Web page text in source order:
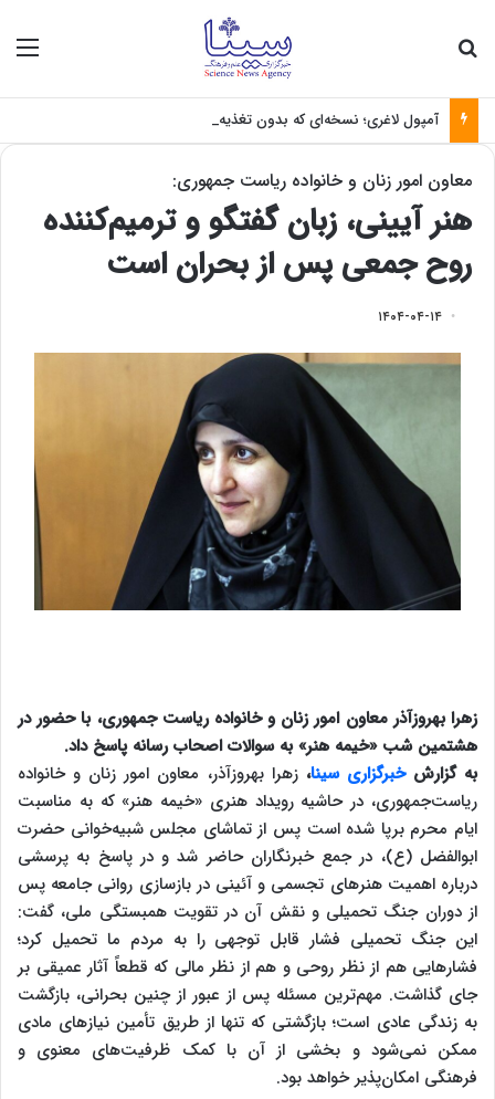
آمپول لاغری؛ نسخه‌ای که بدون تغذیه خطرناک می‌شود
معاون امور زنان و خانواده ریاست جمهوری:
هنر آیینی، زبان گفتگو و ترمیم‌کننده
روح جمعی پس از بحران است
۱۴۰۴-۰۴-۱۴
زهرا بهروزآذر معاون امور زنان و خانواده ریاست جمهوری، با حضور در
هشتمین شب «خیمه هنر» به سوالات اصحاب رسانه پاسخ داد.
به گزارشخبرگزاری سینا، زهرا بهروزآذر، معاون امور زنان و خانواده
ریاست‌جمهوری، در حاشیه رویداد هنری «خیمه هنر» که به مناسبت
ایام محرم برپا شده است پس از تماشای مجلس شبیه‌خوانی حضرت
ابوالفضل (ع)، در جمع خبرنگاران حاضر شد و در پاسخ به پرسشی
درباره اهمیت هنرهای تجسمی و آئینی در بازسازی روانی جامعه پس
از دوران جنگ تحمیلی و نقش آن در تقویت همبستگی ملی، گفت:
این جنگ تحمیلی فشار قابل توجهی را به مردم ما تحمیل کرد؛
فشارهایی هم از نظر روحی و هم از نظر مالی که قطعاً آثار عمیقی بر
جای گذاشت. مهم‌ترین مسئله پس از عبور از چنین بحرانی، بازگشت
به زندگی عادی است؛ بازگشتی که تنها از طریق تأمین نیازهای مادی
ممکن نمی‌شود و بخشی از آن با کمک ظرفیت‌های معنوی و
فرهنگی امکان‌پذیر خواهد بود.